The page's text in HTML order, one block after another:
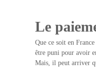
Le
Que ce soit en
être puni pour avoir
Mais, il peut arriver